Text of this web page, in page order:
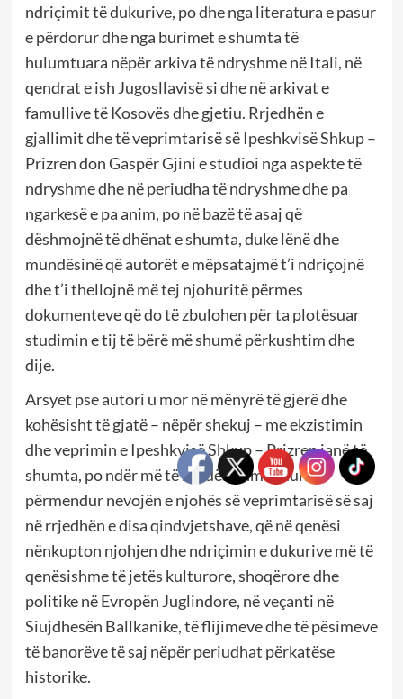
ndriçimit të dukurive, po dhe nga literatura e pasur
e përdorur dhe nga burimet e shumta të
hulumtuara nëpër arkiva të ndryshme në Itali, në
qendrat e ish Jugosllavisë si dhe në arkivat e
famullive të Kosovës dhe gjetiu. Rrjedhën e
gjallimit dhe të veprimtarisë së Ipeshkvisë Shkup –
Prizren don Gaspër Gjini e studioi nga aspekte të
ndryshme dhe në periudha të ndryshme dhe pa
ngarkesë e pa anim, po në bazë të asaj që
dëshmojnë të dhënat e shumta, duke lënë dhe
mundësinë që autorët e mëpsatajmë t’i ndriçojnë
dhe t’i thellojnë më tej njohuritë përmes
dokumenteve që do të zbulohen për ta plotësuar
studimin e tij të bërë më shumë përkushtim dhe
dije.
Arsyet pse autori u mor në mënyrë të gjerë dhe
kohësisht të gjatë – nëpër shekuj – me ekzistimin
dhe veprimin e Ipeshkvisë Shkup – Prizren janë të
shumta, po ndër më të rëndësishmet duhet
përmendur nevojën e njohës së veprimtarisë së saj
në rrjedhën e disa qindvjetshave, që në qenësi
nënkupton njohjen dhe ndriçimin e dukurive më të
qenësishme të jetës kulturore, shoqërore dhe
politike në Evropën Juglindore, në veçanti në
Siujdhesën Ballkanike, të flijimeve dhe të pësimeve
të banorëve të saj nëpër periudhat përkatëse
historike.